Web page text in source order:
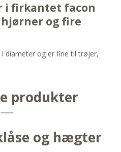
i firkantet facon
og fire
diameter og er fine til trøjer,
produkter
og hægter